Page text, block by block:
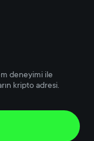
deneyimi ile
kripto adresi.